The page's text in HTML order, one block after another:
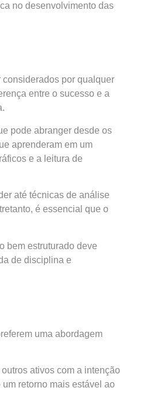
no desenvolvimento das
por qualquer
entre o sucesso e a
pode abranger desde os
aprenderam em um
e a leitura de
até técnicas de análise
é essencial que o
bem estruturado deve
de disciplina e
uma abordagem
ativos com a intenção
retorno mais estável ao